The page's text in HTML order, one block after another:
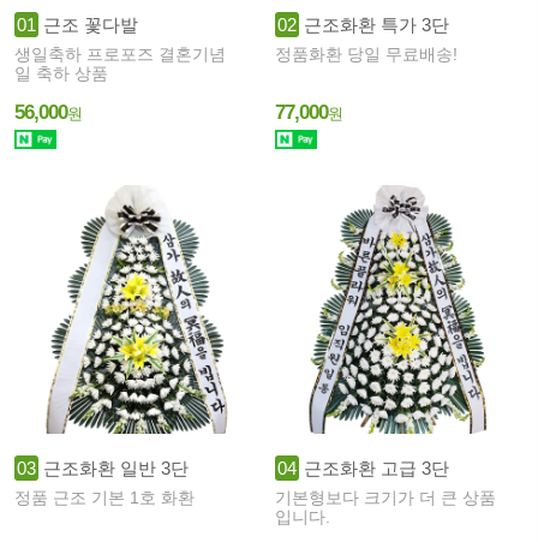
01 근조 꽃다발
생일축하 프로포즈 결혼기념
일 축하 상품
56,000원
02 근조화환 특가 3단
정품화환 당일 무료배송!
77,000원
03 근조화환 일반 3단
정품 근조 기본 1호 화환
04 근조화환 고급 3단
기본형보다 크기가 더 큰 상품
입니다.